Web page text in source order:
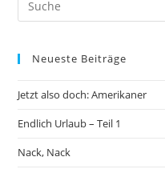
Neueste Beiträge
Jetzt also doch: Amerikaner
Endlich Urlaub – Teil 1
Nack, Nack